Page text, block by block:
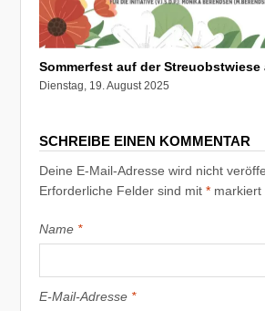
Sommerfest auf der Streuobstwiese
Dienstag, 19. August 2025
SCHREIBE EINEN KOMMENTAR
Deine E-Mail-Adresse wird nicht
Erforderliche Felder sind mit* markiert
Name *
E-Mail-Adresse *